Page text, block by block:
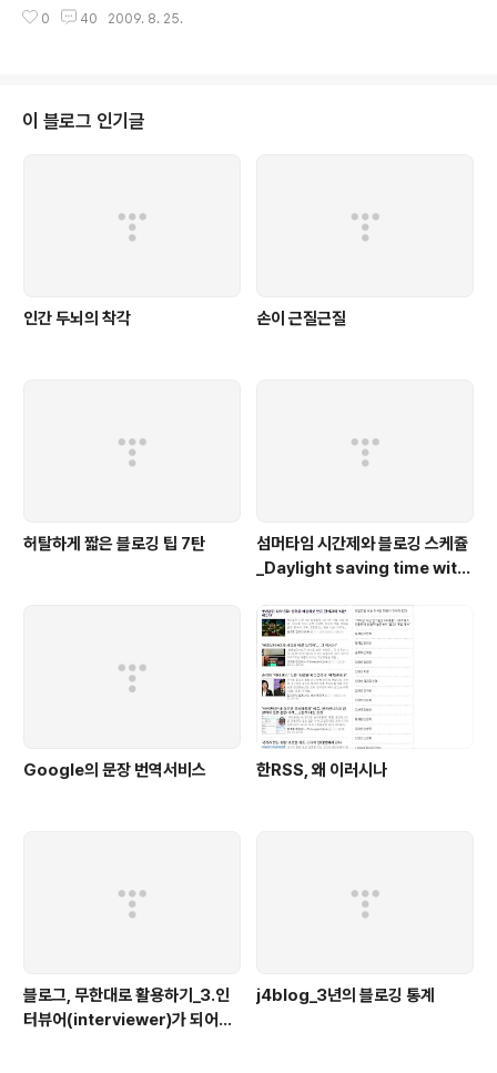
지 방법으로 글의 키워드를 부각을 시켜야 합니다. 즉 읽기
된 인터넷은 문자로 이루어져 있는 것이 대부분이라는 사
이고 문장의 길이도 줄이세요. 길면 길수록 알아보기 힘든
글이 됩니다. 러시아 소설가들의 만연체 풍의 글은 나중에
지는 호주머니에 손을..
0 40 2009. 8. 25.
이 블로그 인기글
인간 두뇌의 착각 손이 근질근질
허탈하게 짧은 블로깅 팁 7탄
섬머타임 시간제와 블로깅 스케쥴
_Daylight saving time with
Google의 문장 번역서비스 한RSS, 왜 이러시나
블로그, 무한대로 활용하기_3.인
터뷰어(interviewer)가 되어보
j4blog_3년의 블로깅 통계